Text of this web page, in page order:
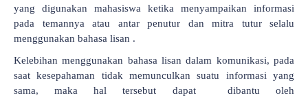
yang digunakan mahasiswa ketika menyampaikan informasi
pada temannya atau antar penutur dan mitra tutur selalu
menggunakan bahasa lisan .
Kelebihan menggunakan bahasa lisan dalam komunikasi, pada
saat kesepahaman tidak memunculkan suatu informasi yang
sama, maka hal tersebut dapat dibantu oleh